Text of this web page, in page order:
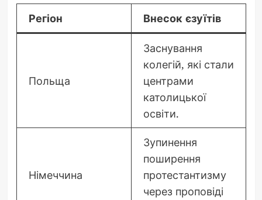
Регіон Внесок єзуїтів
Польща
Заснування
колегій, які стали
центрами
католицької
освіти.
Німеччина
Зупинення
поширення
протестантизму
через проповіді